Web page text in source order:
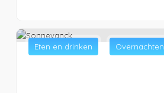
Eten en drinken Overnachten